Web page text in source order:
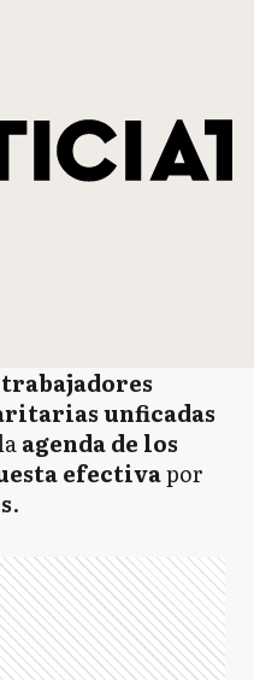
trabajadores
unficadas
agenda de los
efectivapor
.